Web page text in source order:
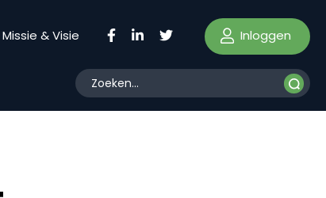
Missie & Visie Inloggen